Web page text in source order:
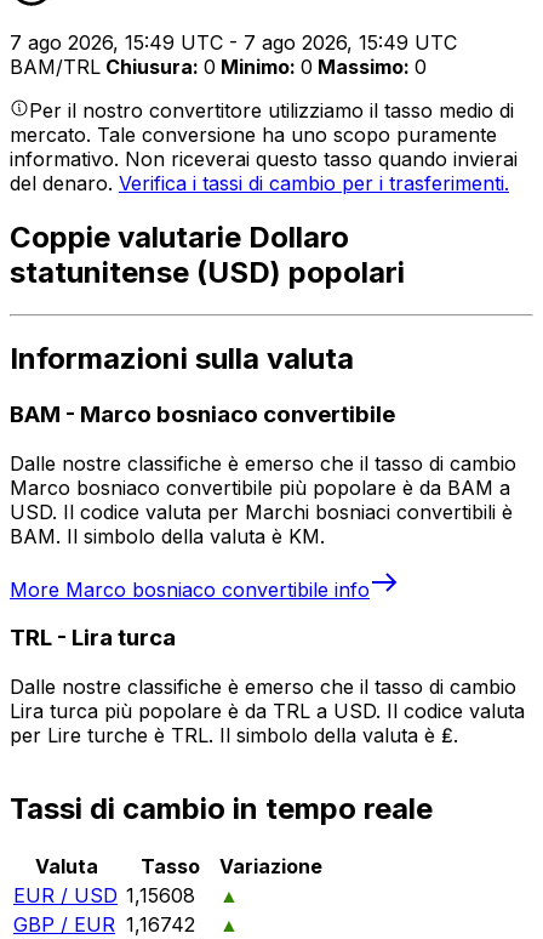
7 ago 2026, 15:49 UTC - 7 ago 2026, 15:49 UTC
BAM/TRL Chiusura: 0 Minimo: 0 Massimo: 0
Per il nostro convertitore utilizziamo il tasso medio di
mercato. Tale conversione ha uno scopo puramente
informativo. Non riceverai questo tasso quando invierai
del denaro. Verifica i tassi di cambio per i trasferimenti.
Coppie valutarie Dollaro
statunitense (USD) popolari
Informazioni sulla valuta
BAM - Marco bosniaco convertibile
Dalle nostre classifiche è emerso che il tasso di cambio
Marco bosniaco convertibile più popolare è da BAM a
USD. Il codice valuta per Marchi bosniaci convertibili è
BAM. Il simbolo della valuta è KM.
More Marco bosniaco convertibile info
TRL - Lira turca
Dalle nostre classifiche è emerso che il tasso di cambio
Lira turca più popolare è da TRL a USD. Il codice valuta
per Lire turche è TRL. Il simbolo della valuta è ₤.
Tassi di cambio in tempo reale
Valuta Tasso
Variazione
EUR / USD 1,15608
▲
GBP / EUR 1,16742
▲